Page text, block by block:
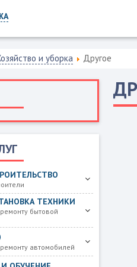
и уборка Другое
ТЕХНИКИ
бытовой
автомобилей